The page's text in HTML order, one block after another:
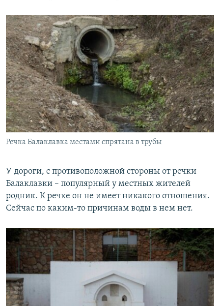
Речка Балаклавка местами спрятана в трубы
У дороги, с противоположной стороны от речки
Балаклавки – популярный у местных жителей
родник. К речке он не имеет никакого отношения.
Сейчас по каким-то причинам воды в нем нет.